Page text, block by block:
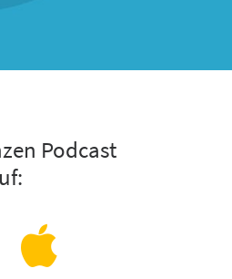
Podcast